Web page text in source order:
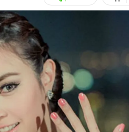
เที่ยว-กิน
Tasteful Thailand
Sanook Choice